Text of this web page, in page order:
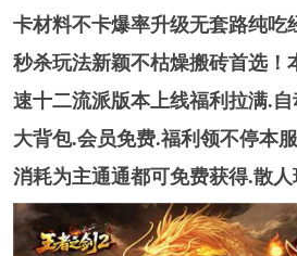
卡材料不卡爆率升级无套路纯吃
秒杀玩法新颖不枯燥搬砖首选！
速十二流派版本上线福利拉满.
大背包.会员免费.福利领不停本
消耗为主通通都可免费获得.散人